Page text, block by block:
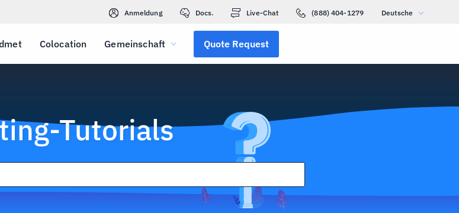
Anmeldung Docs. Live-Chat (888) 404-1279 Deutsche
Colocation Gemeinschaft Quote Request
Tutorials